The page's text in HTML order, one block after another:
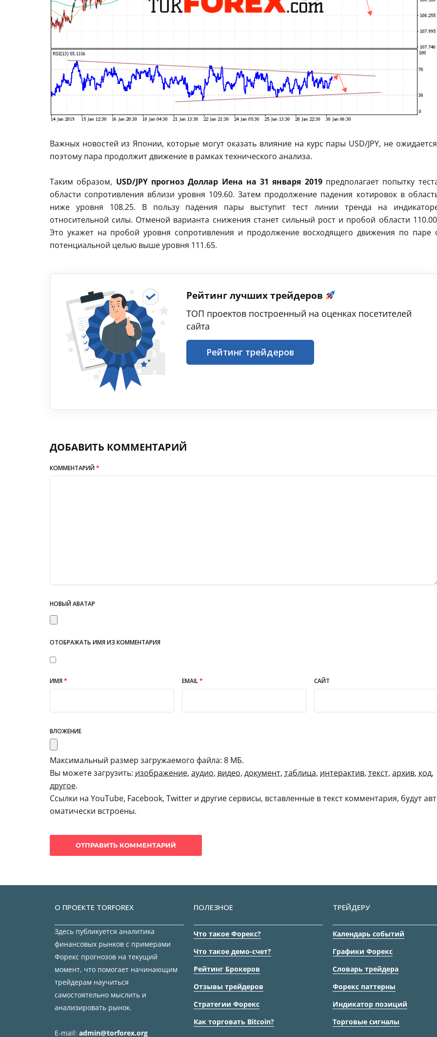
Важных новостей из Японии, которые могут оказать влияние на курс пары USD/JPY, не
поэтому пара продолжит движение в рамках технического анализа.
Таким образом, USD/JPY прогноз Доллар Иена на 31 января 2019предполагает попытку
области сопротивления вблизи уровня 109.60. Затем продолжение падения котировок в
ниже уровня 108.25. В пользу падения пары выступит тест линии тренда на
относительной силы. Отменой варианта снижения станет сильный рост и пробой области
Это укажет на пробой уровня сопротивления и продолжение восходящего движения по паре
потенциальной целью выше уровня 111.65.
Рейтинг лучших трейдеров
ТОП проектов построенный на оценках посетителей
сайта
Рейтинг трейдеров
ДОБАВИТЬ КОММЕНТАРИЙ
КОММЕНТАРИЙ*
НОВЫЙ АВАТАР
ОТОБРАЖАТЬ ИМЯ ИЗ КОММЕНТАРИЯ
ИМЯ* EMAIL* САЙТ
ВЛОЖЕНИЕ
Максимальный размер загружаемого файла: 8 МБ.
Вы можете загрузить: изображение, аудио, видео, документ, таблица, интерактив, текст, архив, код,
другое.
Ссылки на YouTube, Facebook, Twitter и другие сервисы, вставленные в текст комментария, будут авт
оматически встроены.
О ПРОЕКТЕ TORFOREX
Здесь публикуется аналитика
финансовых рынков с примерами
Форекс прогнозов на текущий
момент, что помогает начинающим
трейдерам научиться
самостоятельно мыслить и
анализировать рынок.
E-mail: admin@torforex.org
ПОЛЕЗНОЕ
Что такое Форекс?
Что такое демо-счет?
Рейтинг Брокеров
Отзывы трейдеров
Стратегии Форекс
Как торговать Bitcoin?
ТРЕЙДЕРУ
Календарь событий
Графики Форекс
Словарь трейдера
Форекс паттерны
Индикатор позиций
Торговые сигналы